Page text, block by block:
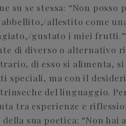
su se stessa: “Non
allestito come
gustato i miei
di diverso o alternativo
di esso si alimenta,
speciali, ma con il
del linguaggio.
tra esperienze e
sua poetica: “Non hai